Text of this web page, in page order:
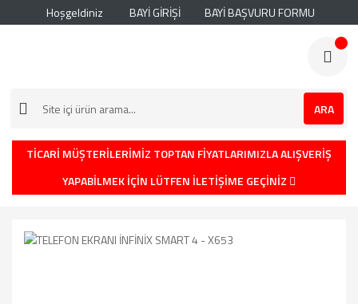
Hoşgeldiniz BAYİ GİRİŞİ BAYİ BAŞVURU FORMU
ARA
TİCARİ MÜŞTERİLERİMİZ TOPTAN FİYATLARIMIZLA ALIŞVERİŞ
YAPABİLMEK İÇİN LÜTFEN İLETİŞİME GEÇİNİZ